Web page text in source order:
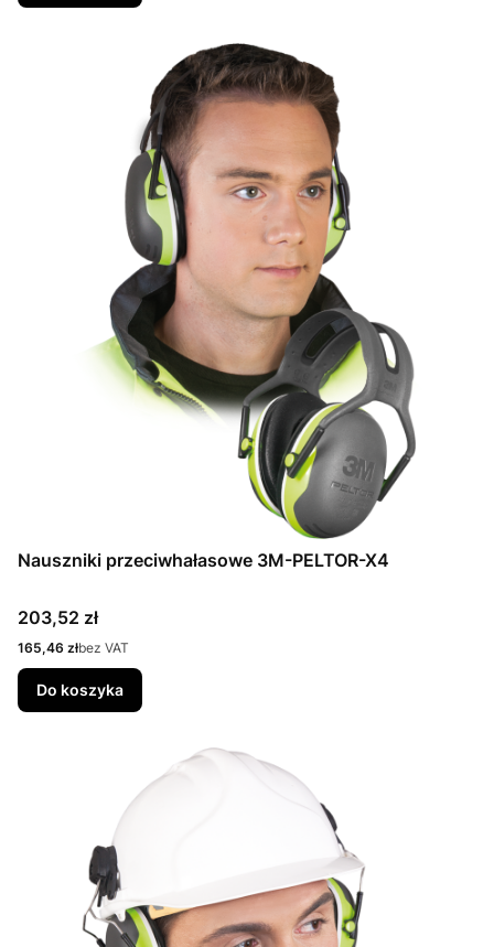
Nauszniki przeciwhałasowe 3M-PELTOR-X4
Cena
203,52 zł
Cena
165,46 złbez VAT
Do koszyka